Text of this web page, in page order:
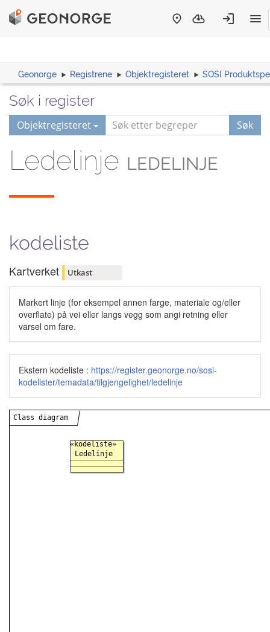
Geonorge Registrene Objektregisteret SOSI
Søk i register
Objektregisteret Søk
Ledelinje LEDELINJE
kodeliste
Kartverket Utkast
Markert linje (for eksempel annen farge, materiale og/eller
overflate) på vei eller langs vegg som angi retning eller
varsel om fare.
Ekstern kodeliste : https://register.geonorge.no/sosi-
kodelister/temadata/tilgjengelighet/ledelinje